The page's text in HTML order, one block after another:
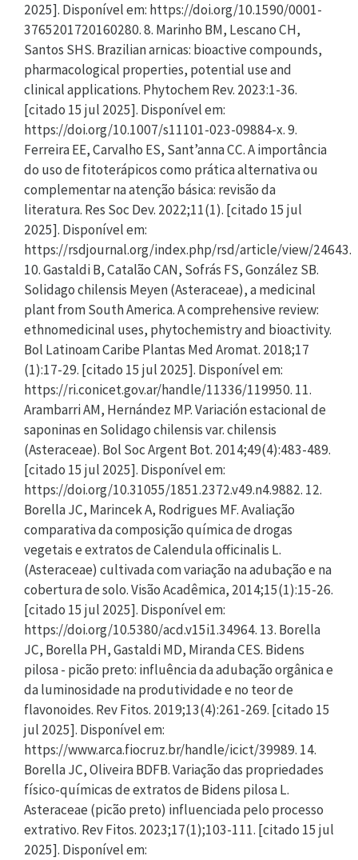
2025]. Disponível em: https://doi.org/10.1590/0001-
3765201720160280. 8. Marinho BM, Lescano CH,
Santos SHS. Brazilian arnicas: bioactive compounds,
pharmacological properties, potential use and
clinical applications. Phytochem Rev. 2023:1-36.
[citado 15 jul 2025]. Disponível em:
https://doi.org/10.1007/s11101-023-09884-x. 9.
Ferreira EE, Carvalho ES, Sant’anna CC. A importância
do uso de fitoterápicos como prática alternativa ou
complementar na atenção básica: revisão da
literatura. Res Soc Dev. 2022;11(1). [citado 15 jul
2025]. Disponível em:
https://rsdjournal.org/index.php/rsd/article/view/24643.
10. Gastaldi B, Catalão CAN, Sofrás FS, González SB.
Solidago chilensis Meyen (Asteraceae), a medicinal
plant from South America. A comprehensive review:
ethnomedicinal uses, phytochemistry and bioactivity.
Bol Latinoam Caribe Plantas Med Aromat. 2018;17
(1):17-29. [citado 15 jul 2025]. Disponível em:
https://ri.conicet.gov.ar/handle/11336/119950. 11.
Arambarri AM, Hernández MP. Variación estacional de
saponinas en Solidago chilensis var. chilensis
(Asteraceae). Bol Soc Argent Bot. 2014;49(4):483-489.
[citado 15 jul 2025]. Disponível em:
https://doi.org/10.31055/1851.2372.v49.n4.9882. 12.
Borella JC, Marincek A, Rodrigues MF. Avaliação
comparativa da composição química de drogas
vegetais e extratos de Calendula officinalis L.
(Asteraceae) cultivada com variação na adubação e na
cobertura de solo. Visão Acadêmica, 2014;15(1):15-26.
[citado 15 jul 2025]. Disponível em:
https://doi.org/10.5380/acd.v15i1.34964. 13. Borella
JC, Borella PH, Gastaldi MD, Miranda CES. Bidens
pilosa - picão preto: influência da adubação orgânica e
da luminosidade na produtividade e no teor de
flavonoides. Rev Fitos. 2019;13(4):261-269. [citado 15
jul 2025]. Disponível em:
https://www.arca.fiocruz.br/handle/icict/39989. 14.
Borella JC, Oliveira BDFB. Variação das propriedades
físico-químicas de extratos de Bidens pilosa L.
Asteraceae (picão preto) influenciada pelo processo
extrativo. Rev Fitos. 2023;17(1);103-111. [citado 15 jul
2025]. Disponível em: